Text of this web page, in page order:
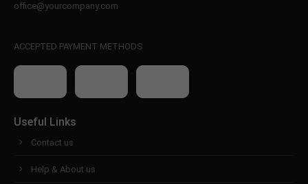
office@yourcompany.com
ACCEPTED PAYMENT METHODS
Useful Links
Contact us
Help & About us